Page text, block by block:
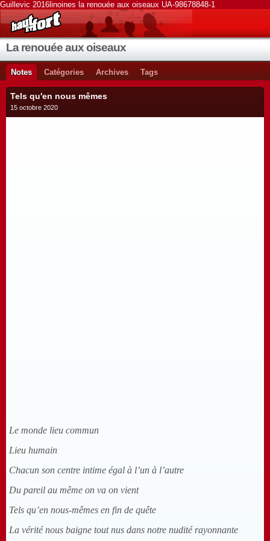
Guillevic 2016linoines la renouée aux oiseaux UA-98678848-1
La renouée aux oiseaux
Notes Catégories Archives Tags
Tels qu'en nous mêmes
15 octobre 2020
Le monde lieu commun
Lieu humain
Chacun son centre intime égal à l’un à l’autre
Du pareil au même on va on vient
Tels qu’en nous-mêmes en fin de quête
La vérité nous baigne tout nus dans notre nudité rayonnante